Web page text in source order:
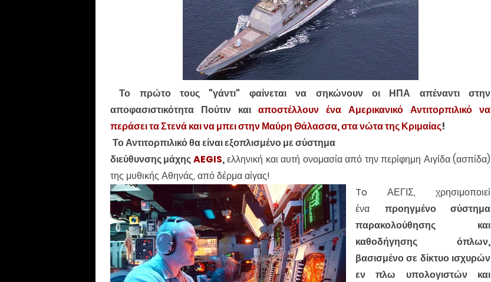
Το πρώτο τους "γάντι" φαίνεται να σηκώνουν οι ΗΠΑ απέναντι στην
αποφασιστικότητα Πούτιν και αποστέλλουν ένα Αμερικανικό Αντιτορπιλικό να
περάσει τα Στενά και να μπει στην Μαύρη Θάλασσα, στα νώτα της Κριμαίας!
Το Αντιτορπιλικό θα είναι εξοπλισμένο με σύστημα
διεύθυνσης μάχηςAEGIS,ελληνική και αυτή ονομασία από την περίφημη Αιγίδα (ασπίδα)
της μυθικής Αθηνάς, από δέρμα αίγας!
To ΑΕΓΙΣ, χρησιμοποιεί
ένα προηγμένο σύστημα
παρακολούθησης και
καθοδήγησης όπλων,
βασισμένο σε δίκτυο ισχυρών
εν πλω υπολογιστών και